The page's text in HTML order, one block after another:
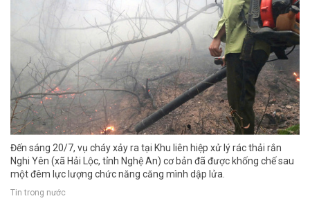
Đến sáng 20/7, vụ cháy xảy ra tại Khu liên hiệp xử lý rác thải rắn
Nghi Yên (xã Hải Lộc, tỉnh Nghệ An) cơ bản đã được khống chế sau
một đêm lực lượng chức năng căng mình dập lửa.
Tin trong nước